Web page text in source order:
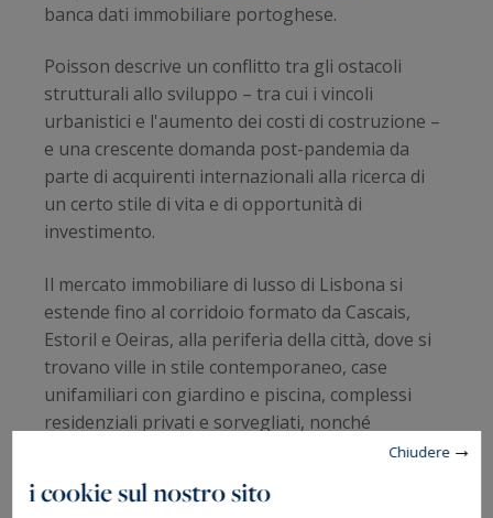
banca dati immobiliare portoghese.
Poisson descrive un conflitto tra gli ostacoli
strutturali allo sviluppo – tra cui i vincoli
urbanistici e l'aumento dei costi di costruzione –
e una crescente domanda post-pandemia da
parte di acquirenti internazionali alla ricerca di
un certo stile di vita e di opportunità di
investimento.
Il mercato immobiliare di lusso di Lisbona si
estende fino al corridoio formato da Cascais,
Estoril e Oeiras, alla periferia della città, dove si
trovano ville in stile contemporaneo, case
unifamiliari con giardino e piscina, complessi
residenziali privati e sorvegliati, nonché
appartamenti di lusso sul lungomare. Questi
ultimi sono particolarmente apprezzati dagli
acquirenti nordamericani.
i cookie sul nostro sito
Chiudere